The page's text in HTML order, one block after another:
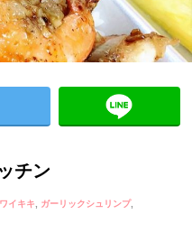
チン
ワイキキ
ガーリックシュリンプ